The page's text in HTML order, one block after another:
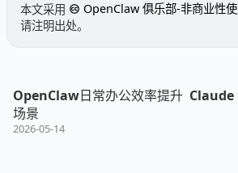
本文采用 OpenClaw 俱乐部-非商业性
请注明出处。
OpenClaw日常办公效率提升
场景
2026-05-14
Claude